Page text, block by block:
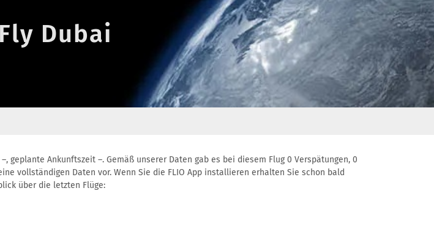
Dubai
geplante Ankunftszeit –. Gemäß unserer Daten gab es bei diesem Flug 0 Verspätungen, 0
vollständigen Daten vor. Wenn Sie die FLIO App installieren erhalten Sie schon bald
über die letzten Flüge: